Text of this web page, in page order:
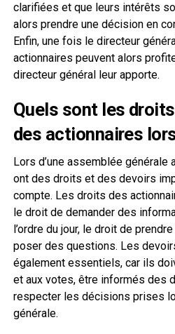
clarifiées et que leurs intérêts
alors prendre une décision en
Enfin, une fois le directeur
actionnaires peuvent alors
directeur général leur apporte.
Quels sont les
des actionnaires lors
Lors d’une assemblée générale
ont des droits et des devoirs
compte. Les droits des
le droit de demander des
l’ordre du jour, le droit de
poser des questions. Les
également essentiels, car ils
et aux votes, être informés des
respecter les décisions prises
générale.